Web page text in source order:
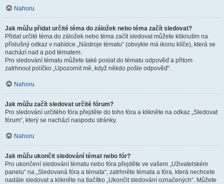
Nahoru
Jak můžu přidat určité téma do záložek nebo téma začít sledovat?
Přidat určité téma do záložek nebo téma začít sledovat můžete kliknutím na
příslušný odkaz v nabídce „Nástroje tématu“ (obvykle má ikonu klíče), která se
nachází nad a pod tématem.
Pro sledování tématu můžete také poslat do tématu odpověď a přitom
zatrhnout políčko „Upozornit mě, když někdo pošle odpověď“.
Nahoru
Jak můžu začít sledovat určité fórum?
Pro sledování určitého fóra přejděte do toho fóra a klikněte na odkaz „Sledovat
fórum“, který se nachází naspodu stránky.
Nahoru
Jak můžu ukončit sledování témat nebo fór?
Pro ukončení sledování tématu nebo fóra přejděte ve vašem „Uživatelském
panelu“ na „Sledovaná fóra a témata“, zatrhněte témata a fóra, která nechcete
nadále sledovat a klikněte na tlačítko „Ukončit sledování označených“. Můžete